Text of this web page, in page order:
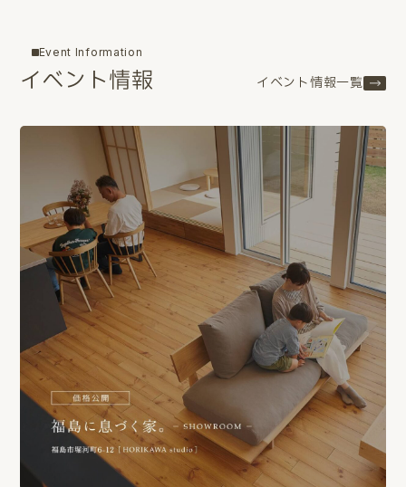
Event Information
イベント情報 イベント情報一覧